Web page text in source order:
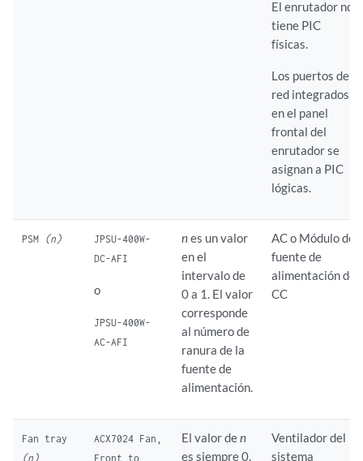
El enrutador no
tiene PIC
físicas.
Los puertos de
red integrados
en el panel
frontal del
enrutador se
asignan a PIC
lógicas.
PSM (n)
JPSU-400W-
DC-AFI
o
JPSU-400W-
AC-AFI
nes un valor
en el
intervalo de
0 a 1. El valor
corresponde
al número de
ranura de la
fuente de
alimentación.
AC o Módulo de
fuente de
alimentación de
CC
Fan tray
(n)
ACX7024 Fan,
Front to
El valor den
es siempre 0.
Ventilador del
sistema